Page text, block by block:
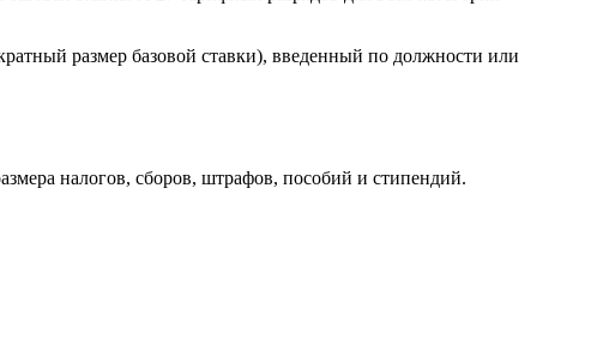
размер базовой ставки), введенный по должности или
налогов, сборов, штрафов, пособий и стипендий.